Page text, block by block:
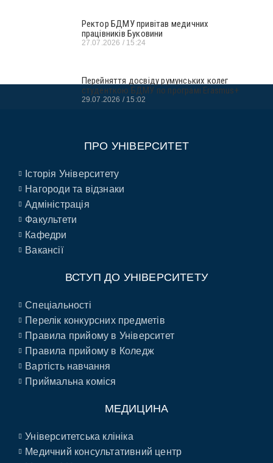
Ректор БДМУ привітав медичних
працівників Буковини
27.07.2026 15:24
Перейняття досвіду румунських колег
студенткою БДМУ по програмі Erasmus+
29.07.2026 15:02
ПРО УНІВЕРСИТЕТ
Історія Університету
Нагороди та відзнаки
Адміністрація
Факультети
Кафедри
Вакансії
ВСТУП ДО УНІВЕРСИТЕТУ
Спеціальності
Перелік конкурсних предметів
Правила прийому в Університет
Правила прийому в Коледж
Вартість навчання
Приймальна коміся
МЕДИЦИНА
Університетська клініка
Медичний консультативний центр